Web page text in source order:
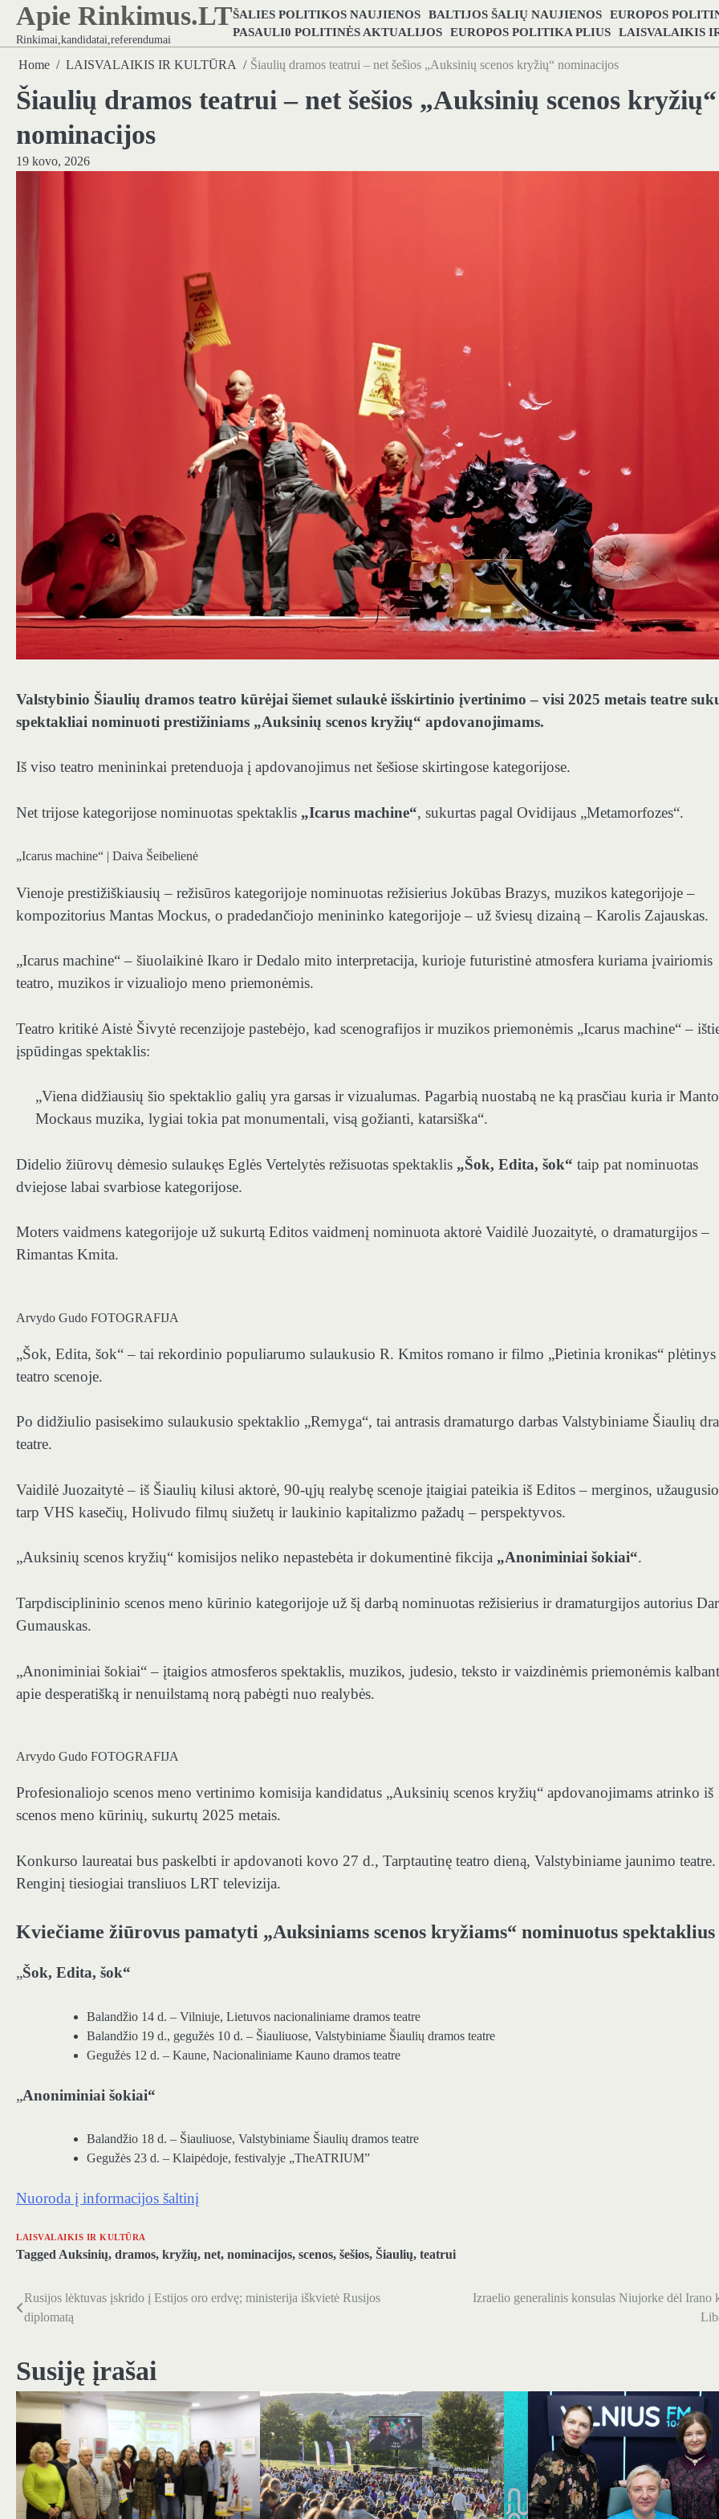
Skip
content
Apie Rinkimus.LT
Rinkimai,kandidatai,referendumai
ŠALIES POLITIKOS NAUJIENOS BALTIJOS ŠALIŲ NAUJIENOS EUROPOS
PASAULI0 POLITINĖS AKTUALIJOS EUROPOS POLITIKA PLIUS LAISVALAIKIS
Home LAISVALAIKIS IR KULTŪRA Šiaulių dramos teatrui – net šešios „Auksinių scenos kryžių“ nominacijos
Šiaulių dramos teatrui – net šešios „Auksinių scenos kryžių“
nominacijos
19 kovo, 2026
Valstybinio Šiaulių dramos teatro kūrėjai šiemet sulaukė išskirtinio įvertinimo – visi 2025 metais teatre
spektakliai nominuoti prestižiniams „Auksinių scenos kryžių“ apdovanojimams.
Iš viso teatro menininkai pretenduoja į apdovanojimus net šešiose skirtingose kategorijose.
Net trijose kategorijose nominuotas spektaklis „Icarus machine“, sukurtas pagal Ovidijaus „Metamorfozes“.
„Icarus machine“ | Daiva Šeibelienė
Vienoje prestižiškiausių – režisūros kategorijoje nominuotas režisierius Jokūbas Brazys, muzikos kategorijoje –
kompozitorius Mantas Mockus, o pradedančiojo menininko kategorijoje – už šviesų dizainą – Karolis Zajauskas.
„Icarus machine“ – šiuolaikinė Ikaro ir Dedalo mito interpretacija, kurioje futuristinė atmosfera kuriama įvairiomis
teatro, muzikos ir vizualiojo meno priemonėmis.
Teatro kritikė Aistė Šivytė recenzijoje pastebėjo, kad scenografijos ir muzikos priemonėmis „Icarus machine“ –
įspūdingas spektaklis:
„Viena didžiausių šio spektaklio galių yra garsas ir vizualumas. Pagarbią nuostabą ne ką prasčiau kuria ir Manto
Mockaus muzika, lygiai tokia pat monumentali, visą gožianti, katarsiška“.
Didelio žiūrovų dėmesio sulaukęs Eglės Vertelytės režisuotas spektaklis „Šok, Edita, šok“ taip pat nominuotas
dviejose labai svarbiose kategorijose.
Moters vaidmens kategorijoje už sukurtą Editos vaidmenį nominuota aktorė Vaidilė Juozaitytė, o dramaturgijos –
Rimantas Kmita.
Arvydo Gudo FOTOGRAFIJA
„Šok, Edita, šok“ – tai rekordinio populiarumo sulaukusio R. Kmitos romano ir filmo „Pietinia kronikas“ plėtinys
teatro scenoje.
Po didžiulio pasisekimo sulaukusio spektaklio „Remyga“, tai antrasis dramaturgo darbas Valstybiniame Šiaulių
teatre.
Vaidilė Juozaitytė – iš Šiaulių kilusi aktorė, 90-ųjų realybę scenoje įtaigiai pateikia iš Editos – merginos,
tarp VHS kasečių, Holivudo filmų siužetų ir laukinio kapitalizmo pažadų – perspektyvos.
„Auksinių scenos kryžių“ komisijos neliko nepastebėta ir dokumentinė fikcija „Anoniminiai šokiai“.
Tarpdisciplininio scenos meno kūrinio kategorijoje už šį darbą nominuotas režisierius ir dramaturgijos autorius
Gumauskas.
„Anoniminiai šokiai“ – įtaigios atmosferos spektaklis, muzikos, judesio, teksto ir vaizdinėmis priemonėmis
apie desperatišką ir nenuilstamą norą pabėgti nuo realybės.
Arvydo Gudo FOTOGRAFIJA
Profesionaliojo scenos meno vertinimo komisija kandidatus „Auksinių scenos kryžių“ apdovanojimams atrinko iš
scenos meno kūrinių, sukurtų 2025 metais.
Konkurso laureatai bus paskelbti ir apdovanoti kovo 27 d., Tarptautinę teatro dieną, Valstybiniame jaunimo teatre.
Renginį tiesiogiai transliuos LRT televizija.
Kviečiame žiūrovus pamatyti „Auksiniams scenos kryžiams“ nominuotus spektaklius
„Šok, Edita, šok“
Balandžio 14 d. – Vilniuje, Lietuvos nacionaliniame dramos teatre
Balandžio 19 d., gegužės 10 d. – Šiauliuose, Valstybiniame Šiaulių dramos teatre
Gegužės 12 d. – Kaune, Nacionaliniame Kauno dramos teatre
„Anoniminiai šokiai“
Balandžio 18 d. – Šiauliuose, Valstybiniame Šiaulių dramos teatre
Gegužės 23 d. – Klaipėdoje, festivalyje „TheATRIUM”
Nuoroda į informacijos šaltinį
LAISVALAIKIS IR KULTŪRA
TaggedAuksinių, dramos, kryžių, net, nominacijos, scenos, šešios, Šiaulių, teatrui
Navigacija
tarp
įrašų
Rusijos lėktuvas įskrido į Estijos oro erdvę; ministerija iškvietė Rusijos
diplomatą
Izraelio generalinis konsulas Niujorke dėl Irano
Susiję įrašai